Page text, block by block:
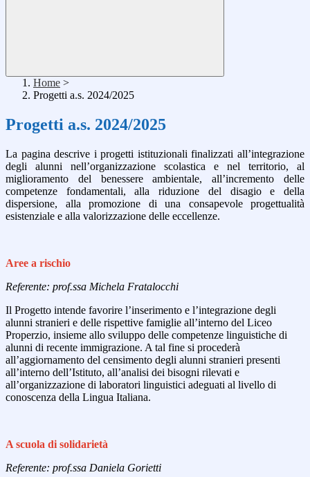
Home >
Progetti a.s. 2024/2025
Progetti a.s. 2024/2025
La pagina descrive i progetti istituzionali finalizzati all’integrazione
degli alunni nell’organizzazione scolastica e nel territorio, al
miglioramento del benessere ambientale, all’incremento delle
competenze fondamentali, alla riduzione del disagio e della
dispersione, alla promozione di una consapevole progettualità
esistenziale e alla valorizzazione delle eccellenze.
Aree a rischio
Referente: prof.ssa Michela Fratalocchi
Il Progetto intende favorire l’inserimento e l’integrazione degli
alunni stranieri e delle rispettive famiglie all’interno del Liceo
Properzio, insieme allo sviluppo delle competenze linguistiche di
alunni di recente immigrazione. A tal fine si procederà
all’aggiornamento del censimento degli alunni stranieri presenti
all’interno dell’Istituto, all’analisi dei bisogni rilevati e
all’organizzazione di laboratori linguistici adeguati al livello di
conoscenza della Lingua Italiana.
A scuola di solidarietà
Referente: prof.ssa Daniela Gorietti